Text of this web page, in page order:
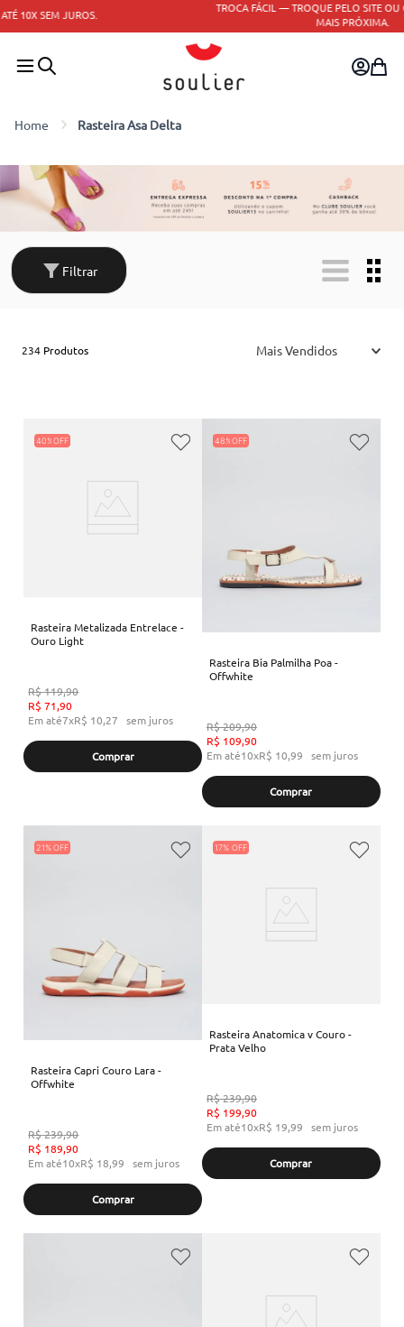
TROCA FÁCIL — TROQUE PELO SITE OU CONSULTE A LOJA
Consulte o regulamento
Rasteira Asa Delta
Filtrar
234 Produtos Mais Vendidos
40%
Rasteira Metalizada Entrelace -
Ouro Light
R$119,90
R$ 71,90
Em até7xR$ 10,27 sem juros
Comprar
48%
Rasteira Bia Palmilha Poa -
Offwhite
R$209,90
R$ 109,90
Em até10xR$ 10,99 sem juros
Comprar
21%
Rasteira Capri Couro Lara -
Offwhite
R$239,90
R$ 189,90
Em até10xR$ 18,99 sem juros
Comprar
17%
Rasteira Anatomica v Couro -
Prata Velho
R$239,90
R$ 199,90
Em até10xR$ 19,99 sem juros
Comprar